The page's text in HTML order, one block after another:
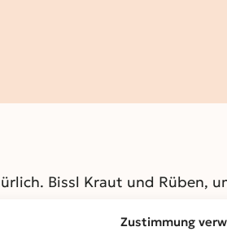
Zustimmung
Bissl Kraut und Rüben,